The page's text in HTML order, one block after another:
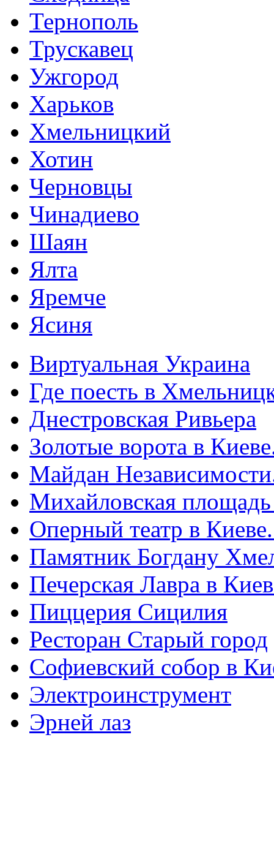
Тернополь
Трускавец
Ужгород
Харьков
Хмельницкий
Хотин
Черновцы
Чинадиево
Шаян
Ялта
Яремче
Ясиня
Виртуальная Украина
Где поесть в
Днестровская Ривьера
Золотые ворота в
Майдан
Михайловская
Оперный театр в
Памятник Богдану
Печерская Лавра в
Пиццерия Сицилия
Ресторан Старый город
Софиевский собор в
Электроинструмент
Эрней лаз